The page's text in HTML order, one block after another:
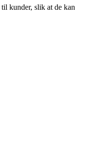
kunder, slik at de kan